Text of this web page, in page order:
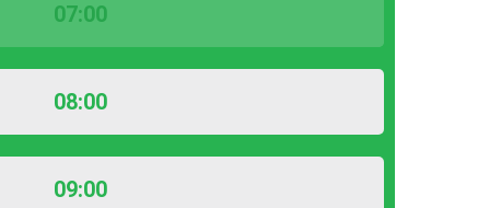
07:00
08:00
09:00